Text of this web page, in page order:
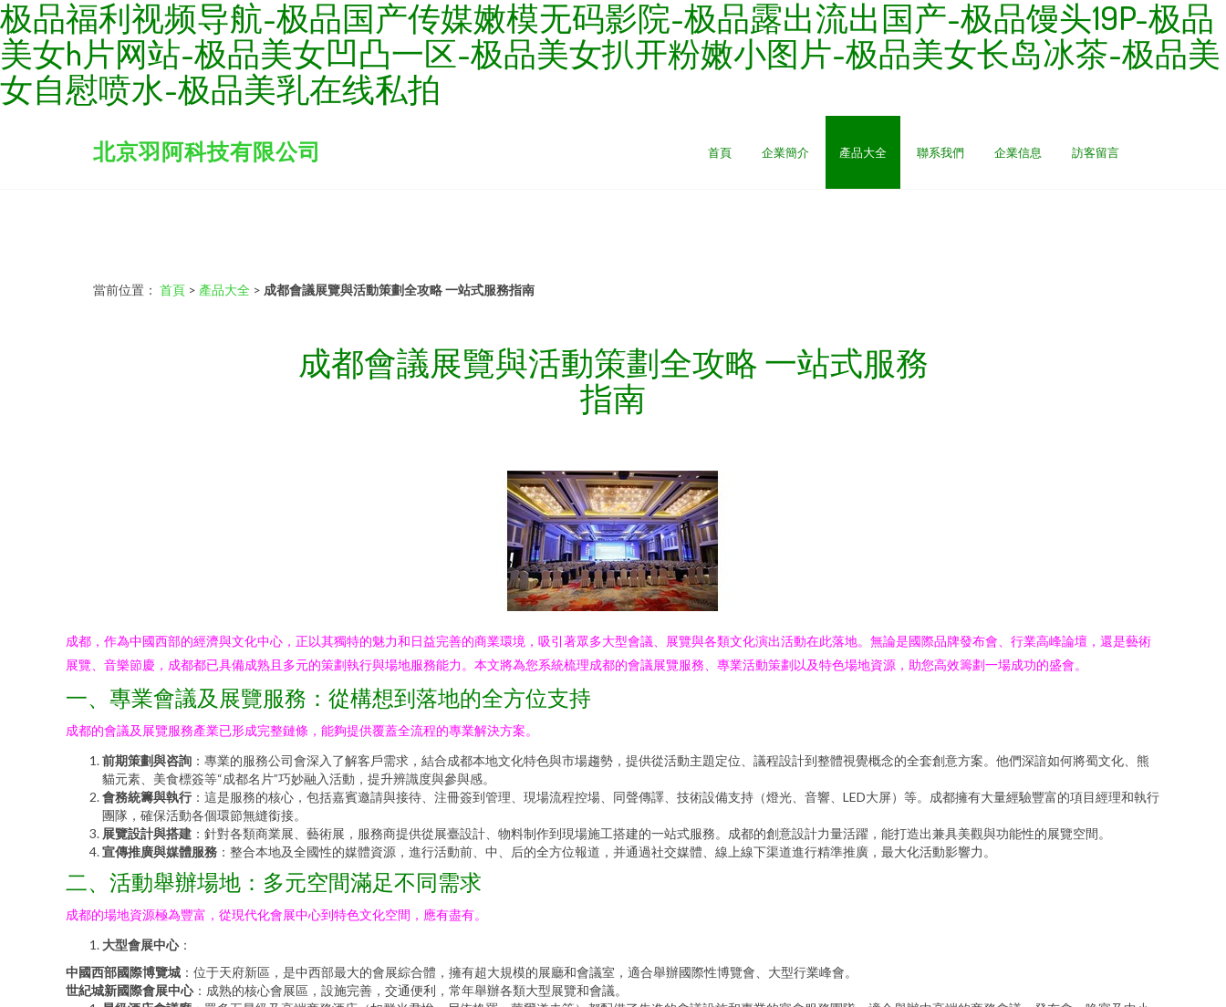
极品福利视频导航-极品国产传媒嫩模无码影院-极品露出流出国产-极品馒头19P-极品
美女h片网站-极品美女凹凸一区-极品美女扒开粉嫩小图片-极品美女长岛冰茶-极品美
女自慰喷水-极品美乳在线私拍
北京羽阿科技有限公司 首頁 企業簡介 產品大全 聯系我們 企業信息 訪客留言
當前位置： 首頁 > 產品大全 > 成都會議展覽與活動策劃全攻略 一站式服務指南
成都會議展覽與活動策劃全攻略 一站式服務
指南
成都，作為中國西部的經濟與文化中心，正以其獨特的魅力和日益完善的商業環境，吸引著眾多大型會議、展覽與各類文化演出活動在此落地。無論是國際品牌發布會、行業高峰論壇，還是藝術
展覽、音樂節慶，成都都已具備成熟且多元的策劃執行與場地服務能力。本文將為您系統梳理成都的會議展覽服務、專業活動策劃以及特色場地資源，助您高效籌劃一場成功的盛會。
一、專業會議及展覽服務：從構想到落地的全方位支持
成都的會議及展覽服務產業已形成完整鏈條，能夠提供覆蓋全流程的專業解決方案。
前期策劃與咨詢 ：專業的服務公司會深入了解客戶需求，結合成都本地文化特色與市場趨勢，提供從活動主題定位、議程設計到整體視覺概念的全套創意方案。他們深諳如何將蜀文化、熊
貓元素、美食標簽等“成都名片”巧妙融入活動，提升辨識度與參與感。
會務統籌與執行 ：這是服務的核心，包括嘉賓邀請與接待、注冊簽到管理、現場流程控場、同聲傳譯、技術設備支持（燈光、音響、LED大屏）等。成都擁有大量經驗豐富的項目經理和執行
團隊，確保活動各個環節無縫銜接。
展覽設計與搭建 ：針對各類商業展、藝術展，服務商提供從展臺設計、物料制作到現場施工搭建的一站式服務。成都的創意設計力量活躍，能打造出兼具美觀與功能性的展覽空間。
宣傳推廣與媒體服務 ：整合本地及全國性的媒體資源，進行活動前、中、后的全方位報道，并通過社交媒體、線上線下渠道進行精準推廣，最大化活動影響力。
二、活動舉辦場地：多元空間滿足不同需求
成都的場地資源極為豐富，從現代化會展中心到特色文化空間，應有盡有。
大型會展中心：
中國西部國際博覽城 ：位于天府新區，是中西部最大的會展綜合體，擁有超大規模的展廳和會議室，適合舉辦國際性博覽會、大型行業峰會。
世紀城新國際會展中心：成熟的核心會展區，設施完善，交通便利，常年舉辦各類大型展覽和會議。